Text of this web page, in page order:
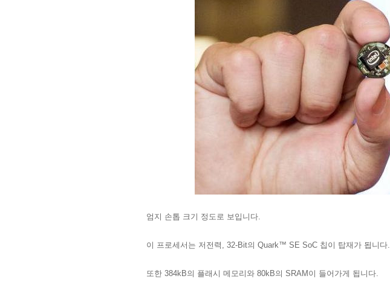
엄지 손톱 크기 정도로 보입니다.
이 프로세서는 저전력, 32-Bit의 Quark™ SE SoC 칩이 탑재가 됩니다.
또한 384kB의 플래시 메모리와 80kB의 SRAM이 들어가게 됩니다.